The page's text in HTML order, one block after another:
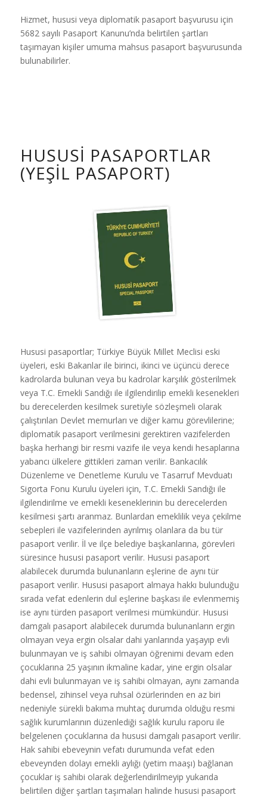
Hizmet, hususi veya diplomatik pasaport başvurusu için
5682 sayılı Pasaport Kanunu’nda belirtilen şartları
taşımayan kişiler umuma mahsus pasaport başvurusunda
bulunabilirler.
HUSUSI PASAPORTLAR
(YEŞIL PASAPORT)
Hususi pasaportlar; Türkiye Büyük Millet Meclisi eski
üyeleri, eski Bakanlar ile birinci, ikinci ve üçüncü derece
kadrolarda bulunan veya bu kadrolar karşılık gösterilmek
veya T.C. Emekli Sandığı ile ilgilendirilip emekli kesenekleri
bu derecelerden kesilmek suretiyle sözleşmeli olarak
çalıştırılan Devlet memurları ve diğer kamu görevlilerine;
diplomatik pasaport verilmesini gerektiren vazifelerden
başka herhangi bir resmi vazife ile veya kendi hesaplarına
yabancı ülkelere gittikleri zaman verilir. Bankacılık
Düzenleme ve Denetleme Kurulu ve Tasarruf Mevduatı
Sigorta Fonu Kurulu üyeleri için, T.C. Emekli Sandığı ile
ilgilendirilme ve emekli keseneklerinin bu derecelerden
kesilmesi şartı aranmaz. Bunlardan emeklilik veya çekilme
sebepleri ile vazifelerinden ayrılmış olanlara da bu tür
pasaport verilir. İl ve ilçe belediye başkanlarına, görevleri
süresince hususi pasaport verilir. Hususi pasaport
alabilecek durumda bulunanların eşlerine de aynı tür
pasaport verilir. Hususi pasaport almaya hakkı bulunduğu
sırada vefat edenlerin dul eşlerine başkası ile evlenmemiş
ise aynı türden pasaport verilmesi mümkündür. Hususi
damgalı pasaport alabilecek durumda bulunanların ergin
olmayan veya ergin olsalar dahi yanlarında yaşayıp evli
bulunmayan ve iş sahibi olmayan öğrenimi devam eden
çocuklarına 25 yaşının ikmaline kadar, yine ergin olsalar
dahi evli bulunmayan ve iş sahibi olmayan, aynı zamanda
bedensel, zihinsel veya ruhsal özürlerinden en az biri
nedeniyle sürekli bakıma muhtaç durumda olduğu resmi
sağlık kurumlarının düzenlediği sağlık kurulu raporu ile
belgelenen çocuklarına da hususi damgalı pasaport verilir.
Hak sahibi ebeveynin vefatı durumunda vefat eden
ebeveynden dolayı emekli aylığı (yetim maaşı) bağlanan
çocuklar iş sahibi olarak değerlendirilmeyip yukarıda
belirtilen diğer şartları taşımaları halinde hususi pasaport